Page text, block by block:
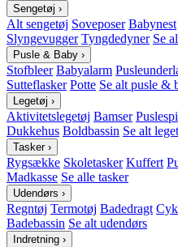
Sengetøj ›
Alt sengetøj Soveposer Babynest
Slyngevugger Tyngdedyner Se
Pusle & Baby ›
Stofbleer Babyalarm
Sutteflasker Potte Se alt pusle &
Legetøj ›
Aktivitetslegetøj Bamser
Dukkehus Boldbassin Se alt
Tasker ›
Rygsække Skoletasker Kuffert
Madkasse Se alle tasker
Udendørs ›
Regntøj Termotøj Badedragt
Badebassin Se alt udendørs
Indretning ›